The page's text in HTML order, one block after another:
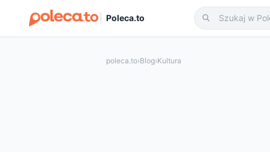
Poleca.to
poleca.to›Blog›Kultura